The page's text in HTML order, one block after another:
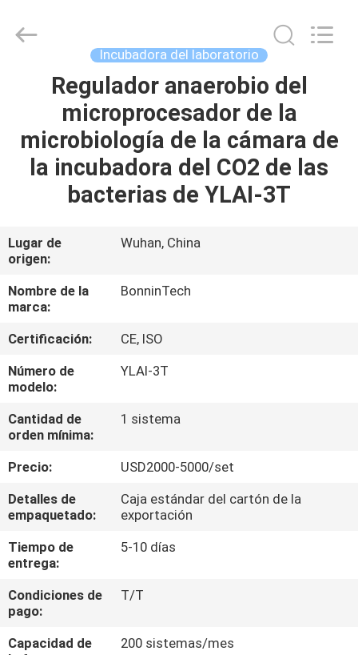
HOGAR
PRODUCTOS
VÍDEOS
SOBRE
NOSOTROS
VIAJE
DE
LA
FÁBRICA
DE
CALIDAD
ÉNTRENOS
CONTACTO
CON
Bonnin
Technology
Incubadora del laboratorio
Regulador anaerobio del
microprocesador de la
microbiología de la cámara de
la incubadora del CO2 de las
bacterias de YLAI-3T
Lugar de
origen:
Wuhan, China
Nombre de la
marca:
BonninTech
Certificación:
CE, ISO
Número de
modelo:
YLAI-3T
Cantidad de
orden mínima:
1 sistema
Precio:
USD2000-5000/set
Detalles de
empaquetado:
Caja estándar del cartón de la
exportación
Tiempo de
entrega:
5-10 días
Condiciones de
pago:
T/T
Capacidad de
200 sistemas/mes